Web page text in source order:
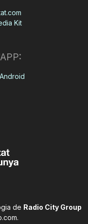
Kit
de Radio City Group
.